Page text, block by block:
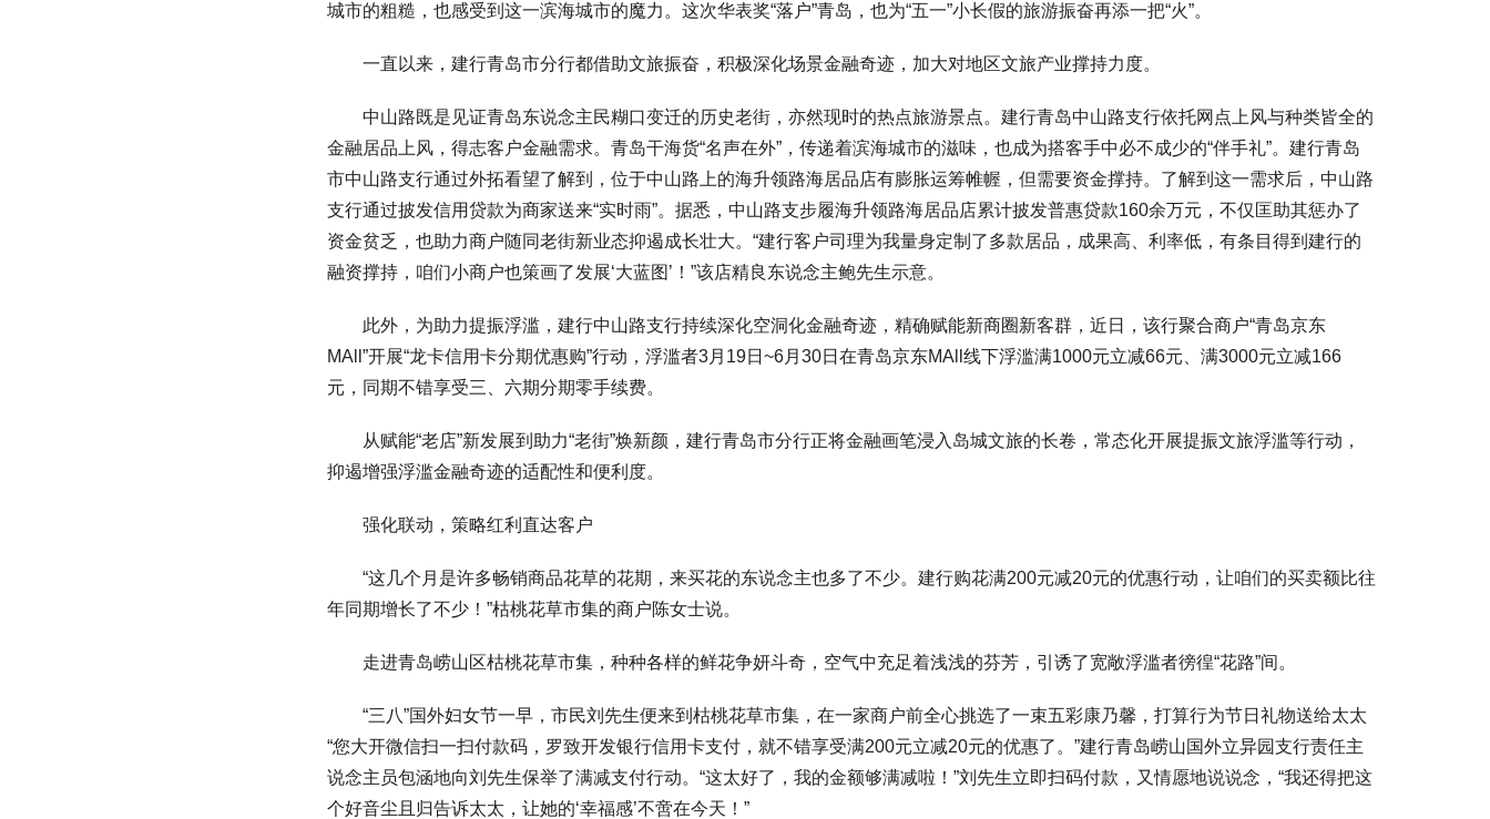
城市的粗糙，也感受到这一滨海城市的魔力。这次华表奖“落户”青岛，也为“五一”小长假的旅游振奋再添一把“火”。
一直以来，建行青岛市分行都借助文旅振奋，积极深化场景金融奇迹，加大对地区文旅产业撑持力度。
中山路既是见证青岛东说念主民糊口变迁的历史老街，亦然现时的热点旅游景点。建行青岛中山路支行依托网点上风与种类皆全的
金融居品上风，得志客户金融需求。青岛干海货“名声在外”，传递着滨海城市的滋味，也成为搭客手中必不成少的“伴手礼”。建行青岛
市中山路支行通过外拓看望了解到，位于中山路上的海升领路海居品店有膨胀运筹帷幄，但需要资金撑持。了解到这一需求后，中山路
支行通过披发信用贷款为商家送来“实时雨”。据悉，中山路支步履海升领路海居品店累计披发普惠贷款160余万元，不仅匡助其惩办了
资金贫乏，也助力商户随同老街新业态抑遏成长壮大。“建行客户司理为我量身定制了多款居品，成果高、利率低，有条目得到建行的
融资撑持，咱们小商户也策画了发展‘大蓝图’！”该店精良东说念主鲍先生示意。
此外，为助力提振浮滥，建行中山路支行持续深化空洞化金融奇迹，精确赋能新商圈新客群，近日，该行聚合商户“青岛京东
MAll”开展“龙卡信用卡分期优惠购”行动，浮滥者3月19日~6月30日在青岛京东MAll线下浮滥满1000元立减66元、满3000元立减166
元，同期不错享受三、六期分期零手续费。
从赋能“老店”新发展到助力“老街”焕新颜，建行青岛市分行正将金融画笔浸入岛城文旅的长卷，常态化开展提振文旅浮滥等行动，
抑遏增强浮滥金融奇迹的适配性和便利度。
强化联动，策略红利直达客户
“这几个月是许多畅销商品花草的花期，来买花的东说念主也多了不少。建行购花满200元减20元的优惠行动，让咱们的买卖额比往
年同期增长了不少！”枯桃花草市集的商户陈女士说。
走进青岛崂山区枯桃花草市集，种种各样的鲜花争妍斗奇，空气中充足着浅浅的芬芳，引诱了宽敞浮滥者徬徨“花路”间。
“三八”国外妇女节一早，市民刘先生便来到枯桃花草市集，在一家商户前全心挑选了一束五彩康乃馨，打算行为节日礼物送给太太
“您大开微信扫一扫付款码，罗致开发银行信用卡支付，就不错享受满200元立减20元的优惠了。”建行青岛崂山国外立异园支行责任主
说念主员包涵地向刘先生保举了满减支付行动。“这太好了，我的金额够满减啦！”刘先生立即扫码付款，又情愿地说说念，“我还得把这
个好音尘且归告诉太太，让她的‘幸福感’不啻在今天！”